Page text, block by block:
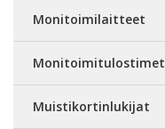
Monitoimilaitteet
Monitoimitulostimet
Muistikortinlukijat